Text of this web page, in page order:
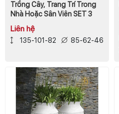
Trồng Cây, Trang Trí Trong
Nhà Hoặc Sân Viên SET 3
Liên hệ
135-101-82 85-62-46